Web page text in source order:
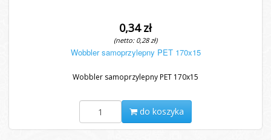
0,34 zł
(netto: 0,28 zł)
Wobbler samoprzylepny PET 170x15
Wobbler samoprzylepny PET 170x15
do koszyka